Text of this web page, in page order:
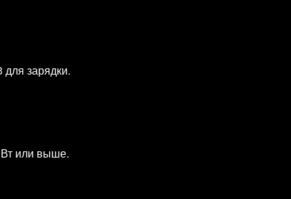
зарядки.
или выше.